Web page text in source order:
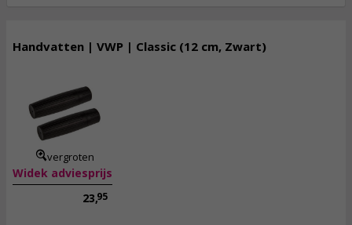
Handvatten | VWP | Classic (12 cm, Zwart)
vergroten
Widek adviesprijs
23,95